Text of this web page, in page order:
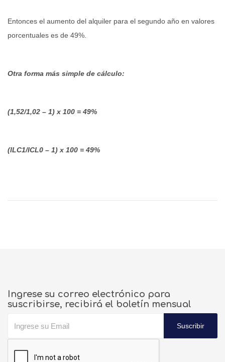
Entonces el aumento del alquiler para el segundo año en valores
porcentuales es de 49%.
Otra forma más simple de cálculo:
(1,52/1,02 – 1) x 100 = 49%
(ILC1/ICL0 – 1) x 100 = 49%
Ingrese su correo electrónico para
suscribirse, recibirá el boletín mensual
Suscribir